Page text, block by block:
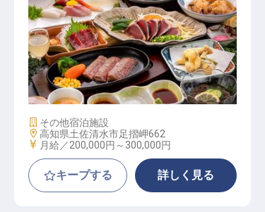
和食 / 正社員
施設業態
その他宿泊施設
勤務地
高知県土佐清水市足摺岬662
給与
月給／200,000円～ 300,000円
キープする 詳しく見る